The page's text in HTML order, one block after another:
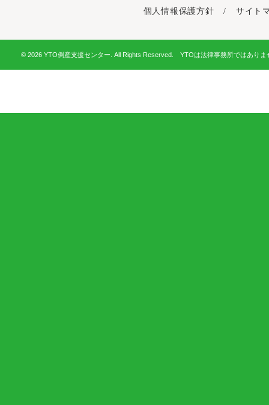
個人情報保護方針 / サイト
© 2026 YTO倒産支援センター. All Rights Reserved. YTOは法律事務所ではありま